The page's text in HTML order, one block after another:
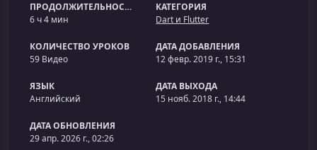
ПРОДОЛЖИТЕЛЬНОСТЬ
6 ч 4 мин
КАТЕГОРИЯ
Dart и Flutter
КОЛИЧЕСТВО УРОКОВ
59 Видео
ДАТА ДОБАВЛЕНИЯ
12 февр. 2019 г., 15:31
ЯЗЫК
Английский
ДАТА ВЫХОДА
15 нояб. 2018 г., 14:44
ДАТА ОБНОВЛЕНИЯ
29 апр. 2026 г., 02:26